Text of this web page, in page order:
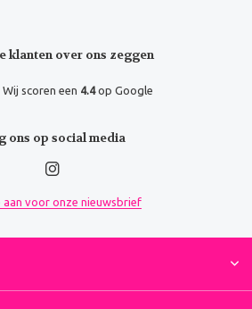
klanten over ons zeggen
Wij scoren een 4.4op Google
ons op social media
aan voor onze nieuwsbrief